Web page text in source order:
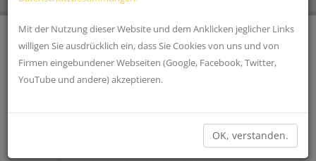
Mit der Nutzung dieser Website und dem Anklicken jeglicher Links
willigen Sie ausdrücklich ein, dass Sie Cookies von uns und von
Firmen eingebundener Webseiten (Google, Facebook, Twitter,
YouTube und andere) akzeptieren.
OK, verstanden.
HOTEL RANDSBERGERHOF
4 Sterne Wellnesshotel - Hotel **** und Luxushotels
Das Hotel Am "Regenbogen" liegt mitten im Grünen auf